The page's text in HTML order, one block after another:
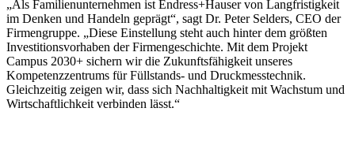
„Als Familienunternehmen ist Endress+Hauser von Langfristigkeit
im Denken und Handeln geprägt“, sagt Dr. Peter Selders, CEO der
Firmengruppe. „Diese Einstellung steht auch hinter dem größten
Investitionsvorhaben der Firmengeschichte. Mit dem Projekt
Campus 2030+ sichern wir die Zukunftsfähigkeit unseres
Kompetenzzentrums für Füllstands- und Druckmesstechnik.
Gleichzeitig zeigen wir, dass sich Nachhaltigkeit mit Wachstum und
Wirtschaftlichkeit verbinden lässt.“